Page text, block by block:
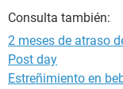
Consulta también:
2 meses de atraso
Post day
Estreñimiento en